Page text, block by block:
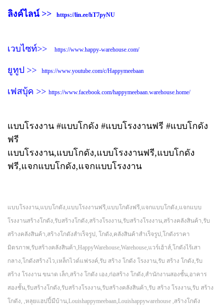
ลิงค์ไลน์ >> https://lin.ee/hT7pyNU
เวบไซท์>> https://www.happy-warehouse.com/
ยูทูป >> https://www.youtube.com/c/Happymeebaan
เฟสบุ้ค >> https://www.facebook.com/happymeebaan.warehouse.home/
แบบโรงงาน #แบบโกดัง #แบบโรงงานฟรี #แบบโกดัง
ฟรี
แบบโรงงาน,แบบโกดัง,แบบโรงงานฟรี,แบบโกดัง
ฟรี,แจกแบบโกดัง,แจกแบบโรงงาน
แบบโรงงาน,แบบโกดัง,แบบโรงงานฟรี,แบบโกดังฟรี,แจกแบบโกดัง,แจกแบบ
โรงงานสร้างโกดัง,รับสร้างโกดัง,สร้างโรงงาน,รับสร้างโรงงาน,สร้างคลังสินค้า,รับ
สร้างคลังสินค้า,สร้างโกดังสำเร็จรูป, โกดัง,คลังสินค้าสำเร็จรูป,โกดังราคา
มิตรภาพ,รับสร้างคลังสินค้า,HappyWarehouse,Warehouse,แวร์เฮ้าส์,โกดังไร้เสา
กลาง,โกดังสร้างไว,เหล็กไวด์แฟรงค์,รับ สร้าง โกดัง โรงงาน,รับ สร้าง โกดัง,รับ
สร้าง โรงงาน ขนาด เล็ก,สร้าง โกดัง เอง,ก่อสร้าง โกดัง,สำนักงานสองชั้น,อาคาร
สองชั้น,รับสร้างโกดัง,รับสร้างโรงงาน,รับสร้างคลังสินค้า,รับ สร้าง โรงงาน,รับ สร้าง
โกดัง, ,หลุยแฮปปี้มีบ้าน,Louishappymeebaan,Louishappywarehouse ,สร้างโกดัง